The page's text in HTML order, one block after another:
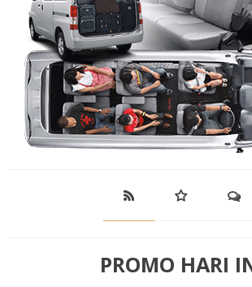
PROMO HARI